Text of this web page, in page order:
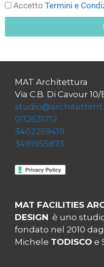
Accetto Termini e
MAT Architettura
Via C.B. Di Cavour
0112631712
3402259419
3491955873
MAT FACILITIES
DESIGN è uno
fondato nel 2010
Michele TODISCO e